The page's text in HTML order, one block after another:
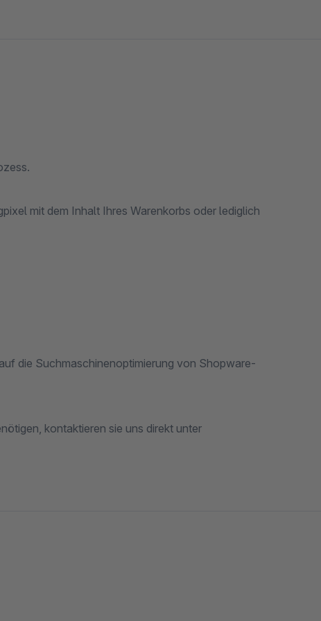
mit dem Inhalt Ihres Warenkorbs oder lediglich
die Suchmaschinenoptimierung von Shopware-
kontaktieren sie uns direkt unter